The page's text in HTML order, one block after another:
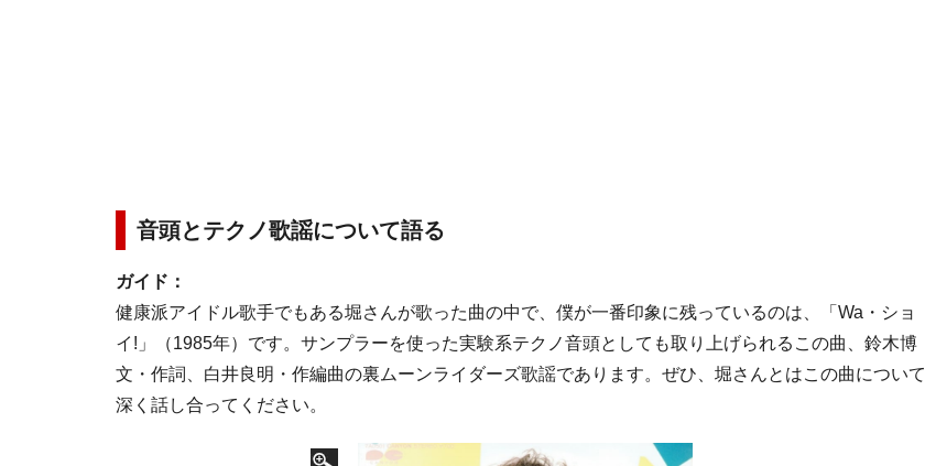
音頭とテクノ歌謡について語る
ガイド：
健康派アイドル歌手でもある堀さんが歌った曲の中で、僕が一番印象に残っているのは、「Wa・ショ
イ!」（1985年）です。サンプラーを使った実験系テクノ音頭としても取り上げられるこの曲、鈴木博
文・作詞、白井良明・作編曲の裏ムーンライダーズ歌謡であります。ぜひ、堀さんとはこの曲について
深く話し合ってください。